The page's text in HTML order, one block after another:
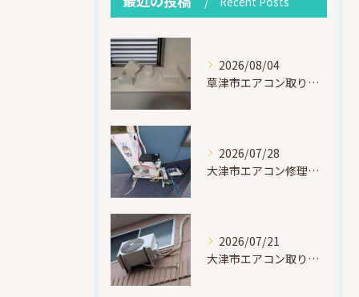
2026/08/04
草津市エアコン取り付け｜お客様取り外し済・化粧カバー再利用（ダイキン S225ATES・アウルコート草津）
2026/07/28
大津市エアコン修理｜冷媒漏れを特定！高所作業で東芝RAS-F221ARTを修理・ガスチャージ
2026/07/21
大津市エアコン取り付け｜他社で断られたマンション3階の壁面アングル高所作業（ハイセンス HA-J22H-W・プレジーオビワコ）